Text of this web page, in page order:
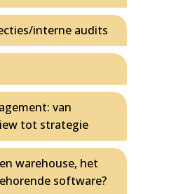
interne audits
van
tot strategie
warehouse, het
software?